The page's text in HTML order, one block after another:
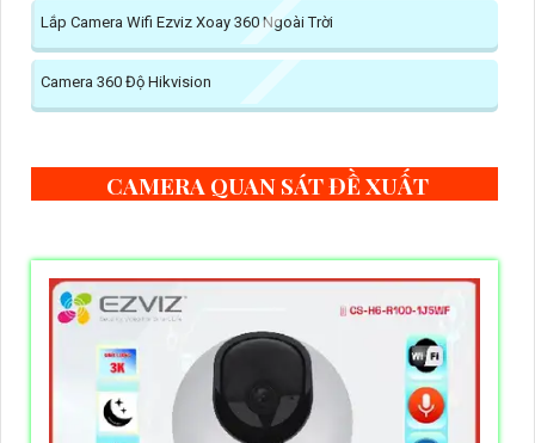
Lắp Camera Wifi Ezviz Xoay 360 Ngoài Trời
Camera 360 Độ Hikvision
CAMERA QUAN SÁT ĐỀ XUẤT